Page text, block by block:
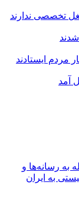
مردم ایستادند
آمد
به رسانه‌ها و
به ایران